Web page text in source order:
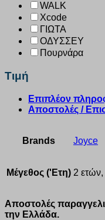
WALK
Xcode
ΓΙΩΤΑ
ΟΔΥΣΣΕΥ
Πουρνάρα
Τιμή
Επιπλέον
Αποστολές /
Brands Joyce
Μέγεθος ('Ετη) 2
Αποστολές
την Ελλάδα.